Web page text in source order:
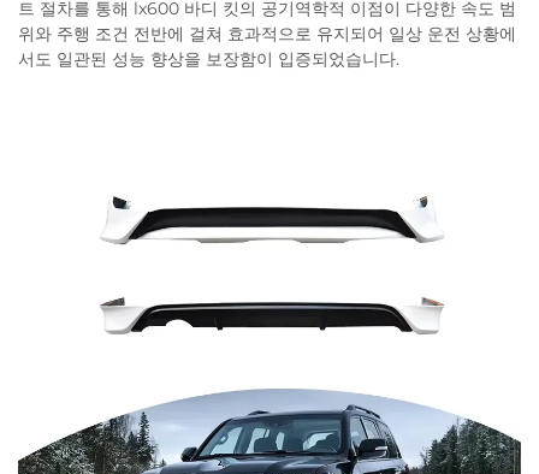
트 절차를 통해 lx600 바디 킷의 공기역학적 이점이 다양한 속도 범
위와 주행 조건 전반에 걸쳐 효과적으로 유지되어 일상 운전 상황에
서도 일관된 성능 향상을 보장함이 입증되었습니다.